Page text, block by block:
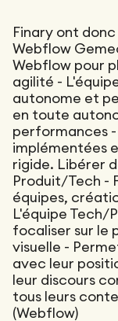
Audit
GEO
A/B
Audit
Finary ont
Webflow
Webflow pour
agilité -
autonome et
en toute
performances
implémentées
rigide. Libérer
Produit/Tech -
équipes,
L'équipe Tech/
focaliser sur le
visuelle -
avec leur
leur discours
tous leurs
(Webflow)